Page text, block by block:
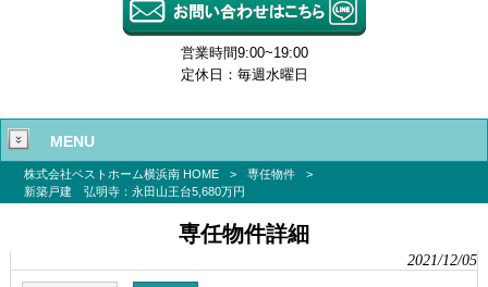
営業時間9:00~19:00
定休日：毎週水曜日
MENU
株式会社ベストホーム横浜南 HOME > 専任物件
>
新築戸建 弘明寺：永田山王台5,680万円
専任物件詳細
2021/12/05